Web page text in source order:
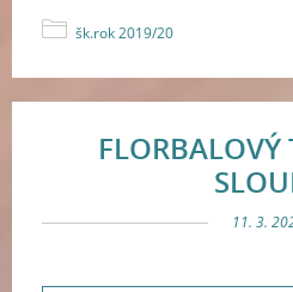
šk.rok 2019/20
FLORBALOVÝ
11. 3.